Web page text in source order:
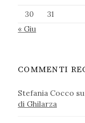
30
31
« Giu
COMMENTI
Stefania Cocco su
di Ghilarza